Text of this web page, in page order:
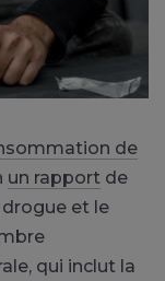
de
un rapport de
drogue et le
qui inclut la